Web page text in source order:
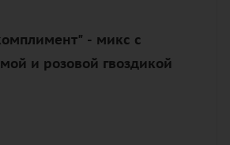
- микс с
и розовой гвоздикой